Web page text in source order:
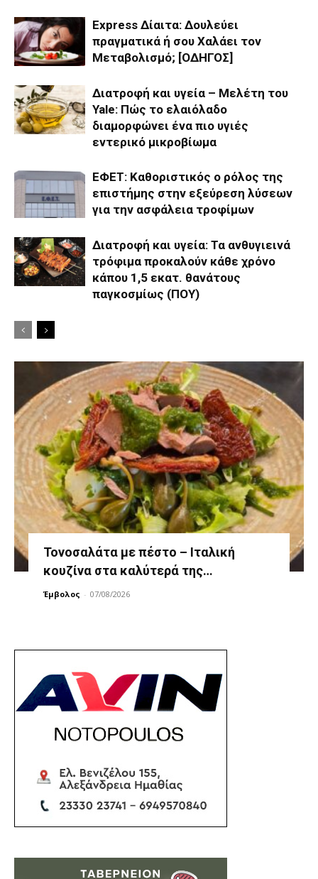
Express Δίαιτα: Δουλεύει
πραγματικά ή σου Χαλάει τον
Μεταβολισμό; [ΟΔΗΓΟΣ]
Διατροφή και υγεία – Μελέτη του
Yale: Πώς το ελαιόλαδο
διαμορφώνει ένα πιο υγιές
εντερικό μικροβίωμα
ΕΦΕΤ: Καθοριστικός ο ρόλος της
επιστήμης στην εξεύρεση λύσεων
για την ασφάλεια τροφίμων
Διατροφή και υγεία: Τα ανθυγιεινά
τρόφιμα προκαλούν κάθε χρόνο
κάπου 1,5 εκατ. θανάτους
παγκοσμίως (ΠΟΥ)
Τονοσαλάτα με πέστο – Ιταλική
κουζίνα στα καλύτερά της…
Έμβολος - 07/08/2026